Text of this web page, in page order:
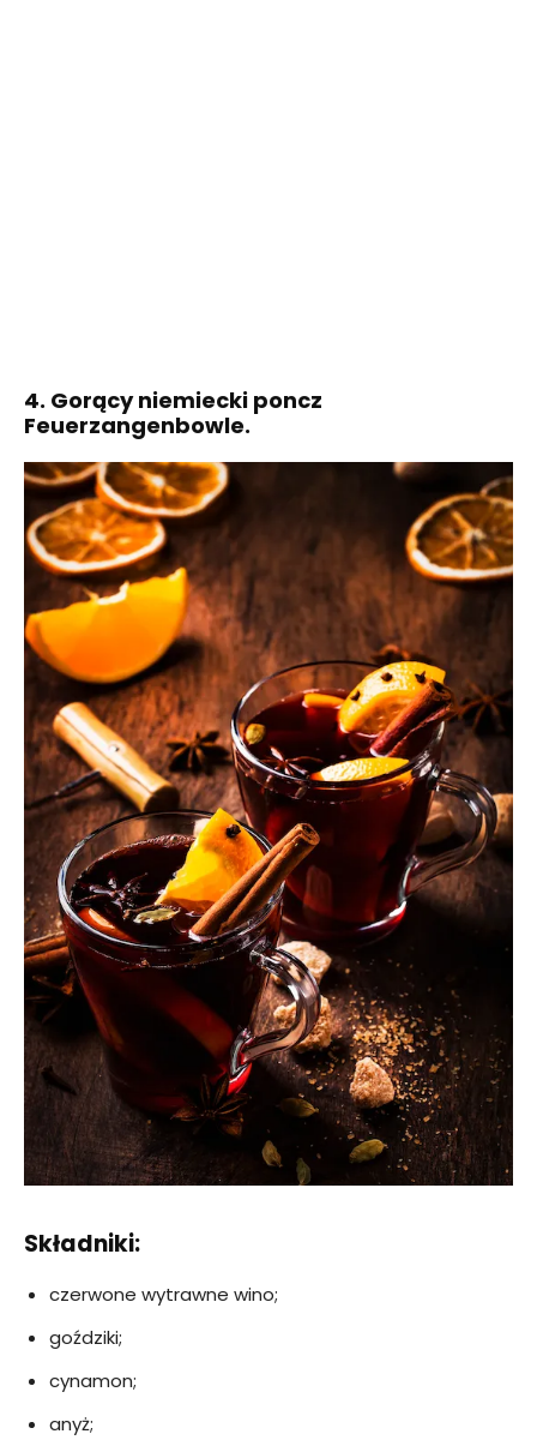
4. Gorący niemiecki poncz
Feuerzangenbowle.
Składniki:
czerwone wytrawne wino;
goździki;
cynamon;
anyż;